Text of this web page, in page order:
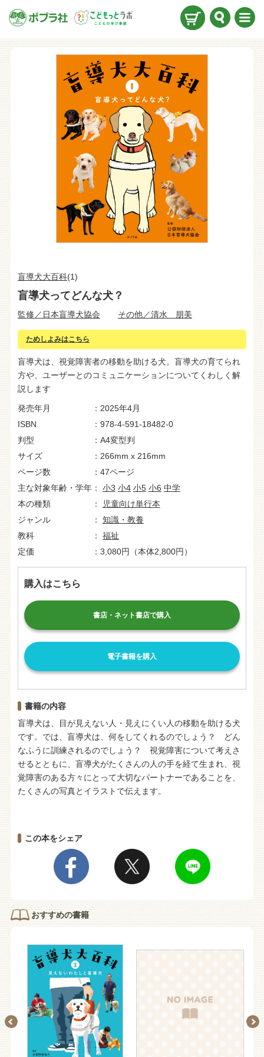
盲導犬大百科(1)
盲導犬ってどんな犬？
監修／日本盲導犬協会 その他／清水 朋美
ためしよみはこちら
盲導犬は、視覚障害者の移動を助ける犬。盲導犬の育てられ
方や、ユーザーとのコミュニケーションについてくわしく解
説します
発売年月
2025年4月
ISBN
978-4-591-18482-0
判型
A4変型判
サイズ
266mm x 216mm
ページ数
47ページ
主な対象年齢・学年
小3 小4 小5 小6 中学
本の種類
児童向け単行本
ジャンル
知識・教養
教科
福祉
定価
3,080円（本体2,800円）
購入はこちら
書店・ネット書店で購入
電子書籍を購入
書籍の内容
盲導犬は、目が見えない人・見えにくい人の移動を助ける犬
です。では、盲導犬は、何をしてくれるのでしょう？ どん
なふうに訓練されるのでしょう？ 視覚障害について考えさ
せるとともに、盲導犬がたくさんの人の手を経て生まれ、視
覚障害のある方々にとって大切なパートナーであることを、
たくさんの写真とイラストで伝えます。
この本をシェア
おすすめの書籍